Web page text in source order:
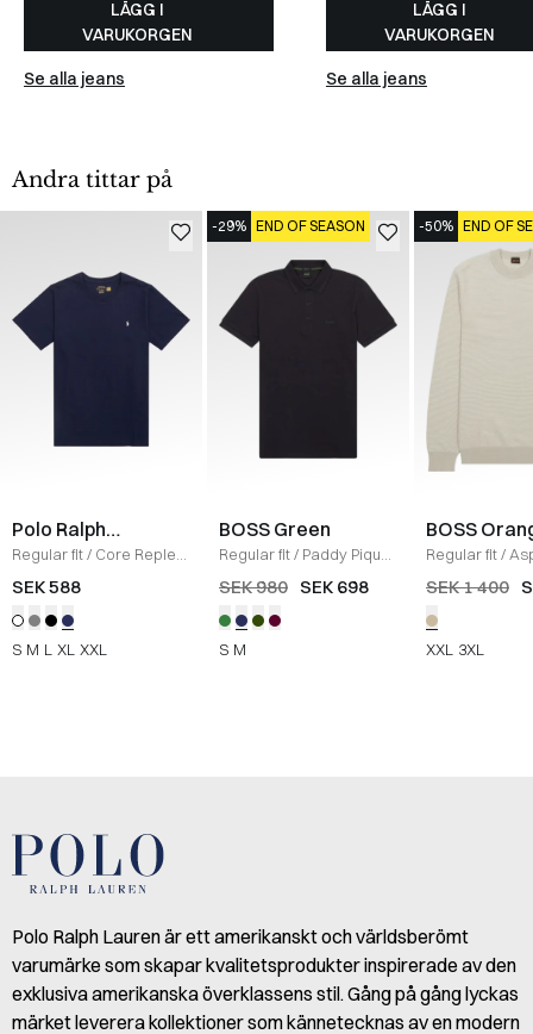
LÄGG I
VARUKORGEN
Se alla jeans
LÄGG I
VARUKORGEN
Se alla jeans
Andra tittar på
Polo Ralph
Lauren
Regular fit/ Core Replen
Logo Tee
SEK 588
S M L XL XXL
-29% END OF SEASON
BOSS Green
Regular fit/ Paddy Pique
Polo T-shirt
/ NAVY
SEK 980 SEK 698
S M
-50% END OF
BOSS
Regular fit/
/ SAND
SEK 1 400
XXL 3XL
Polo Ralph Lauren är ett amerikanskt och världsberömt
varumärke som skapar kvalitetsprodukter inspirerade av den
exklusiva amerikanska överklassens stil. Gång på gång lyckas
märket leverera kollektioner som kännetecknas av en modern